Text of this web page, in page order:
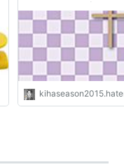
日、二月礼者、重ね
人式の日、琉球王国
台市天文台の日、フ
ハモ「メロディオン
日、LG21の日、テレ
等の日 - 風に吹かれ
(今日は何の日＆ハッ